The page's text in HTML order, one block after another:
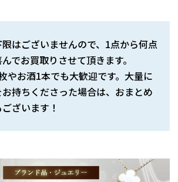
はございませんので、1点から何点
でお買取りさせて頂きます。
やお酒1本でも大歓迎です。大量に
持ちくださった場合は、おまとめ
ざいます！